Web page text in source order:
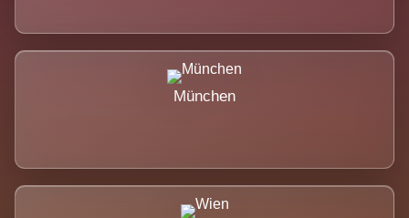
München